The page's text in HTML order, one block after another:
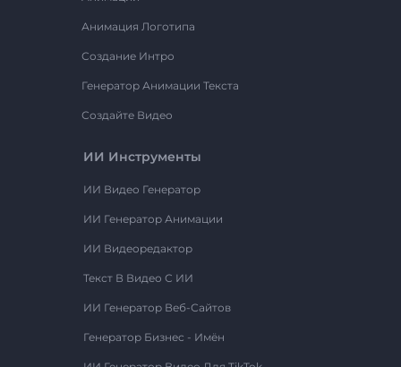
Анимация Логотипа
Создание Интро
Генератор Анимации Текста
Создайте Видео
ИИ Инструменты
ИИ Видео Генератор
ИИ Генератор Анимации
ИИ Видеоредактор
Текст В Видео С ИИ
ИИ Генератор Веб-Сайтов
Генератор Бизнес - Имён